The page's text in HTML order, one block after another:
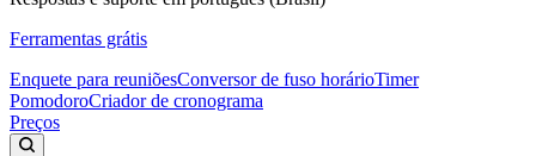
Ferramentas grátis
Enquete para reuniõesConversor de fuso horárioTimer
PomodoroCriador de cronograma
Preços